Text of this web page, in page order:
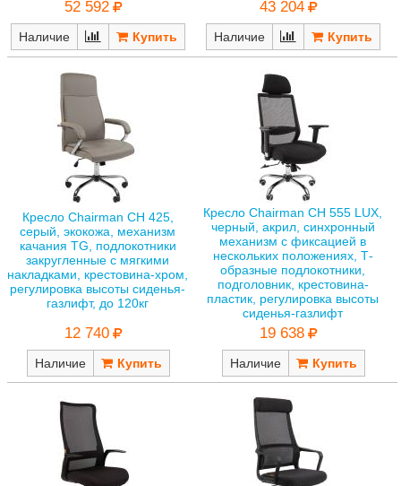
52 592
Наличие
43 204
Наличие
Кресло Chairman CH 425,
серый, экокожа, механизм
качания TG, подлокотники
закругленные с мягкими
накладками, крестовина-хром,
регулировка высоты сиденья-
газлифт, до 120кг
12 740
Наличие
Кресло Chairman CH 555 LUX,
черный, акрил, синхронный
механизм с фиксацией в
нескольких положениях, Т-
образные подлокотники,
подголовник, крестовина-
пластик, регулировка высоты
сиденья-газлифт
19 638
Наличие